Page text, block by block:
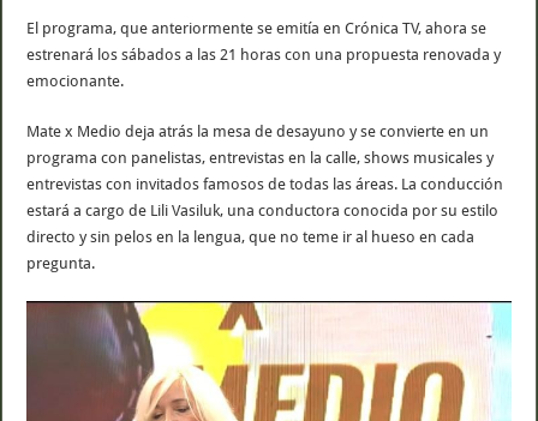
El programa, que anteriormente se emitía en Crónica TV, ahora se
estrenará los sábados a las 21 horas con una propuesta renovada y
emocionante.
Mate x Medio deja atrás la mesa de desayuno y se convierte en un
programa con panelistas, entrevistas en la calle, shows musicales y
entrevistas con invitados famosos de todas las áreas. La conducción
estará a cargo de Lili Vasiluk, una conductora conocida por su estilo
directo y sin pelos en la lengua, que no teme ir al hueso en cada
pregunta.